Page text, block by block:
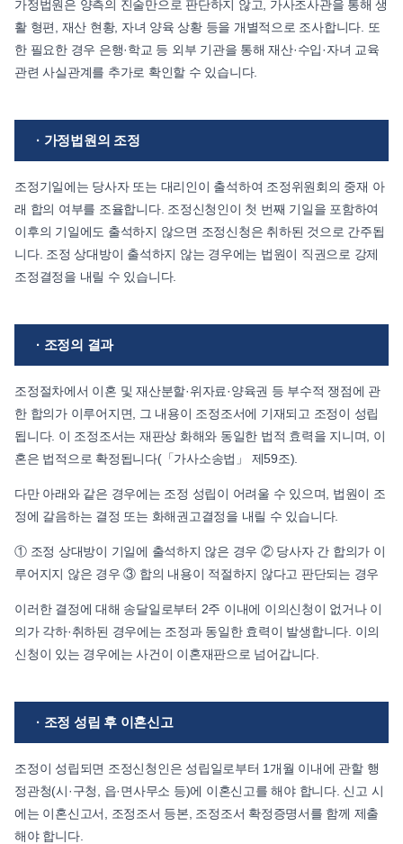
가정법원은 양측의 진술만으로 판단하지 않고, 가사조사관을 통해 생
활 형편, 재산 현황, 자녀 양육 상황 등을 개별적으로 조사합니다. 또
한 필요한 경우 은행·학교 등 외부 기관을 통해 재산·수입·자녀 교육
관련 사실관계를 추가로 확인할 수 있습니다.
· 가정법원의 조정
조정기일에는 당사자 또는 대리인이 출석하여 조정위원회의 중재 아
래 합의 여부를 조율합니다. 조정신청인이 첫 번째 기일을 포함하여
이후의 기일에도 출석하지 않으면 조정신청은 취하된 것으로 간주됩
니다. 조정 상대방이 출석하지 않는 경우에는 법원이 직권으로 강제
조정결정을 내릴 수 있습니다.
· 조정의 결과
조정절차에서 이혼 및 재산분할·위자료·양육권 등 부수적 쟁점에 관
한 합의가 이루어지면, 그 내용이 조정조서에 기재되고 조정이 성립
됩니다. 이 조정조서는 재판상 화해와 동일한 법적 효력을 지니며, 이
혼은 법적으로 확정됩니다(「가사소송법」 제59조).
다만 아래와 같은 경우에는 조정 성립이 어려울 수 있으며, 법원이 조
정에 갈음하는 결정 또는 화해권고결정을 내릴 수 있습니다.
① 조정 상대방이 기일에 출석하지 않은 경우 ② 당사자 간 합의가 이
루어지지 않은 경우 ③ 합의 내용이 적절하지 않다고 판단되는 경우
이러한 결정에 대해 송달일로부터 2주 이내에 이의신청이 없거나 이
의가 각하·취하된 경우에는 조정과 동일한 효력이 발생합니다. 이의
신청이 있는 경우에는 사건이 이혼재판으로 넘어갑니다.
· 조정 성립 후 이혼신고
조정이 성립되면 조정신청인은 성립일로부터 1개월 이내에 관할 행
정관청(시·구청, 읍·면사무소 등)에 이혼신고를 해야 합니다. 신고 시
에는 이혼신고서, 조정조서 등본, 조정조서 확정증명서를 함께 제출
해야 합니다.